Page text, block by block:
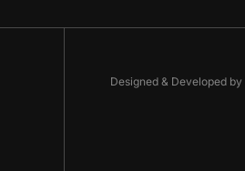
Designed & Developed by